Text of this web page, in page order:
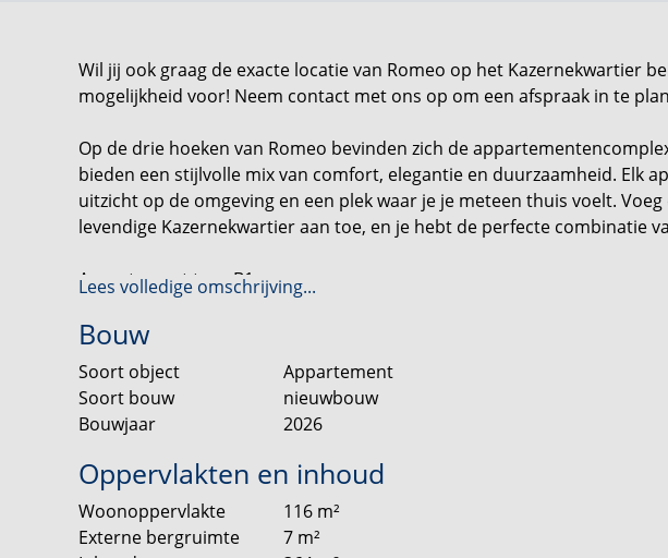
Wil jij ook graag de exacte locatie van Romeo op het Kazernekwartier
mogelijkheid voor! Neem contact met ons op om een afspraak in te
Op de drie hoeken van Romeo bevinden zich de
bieden een stijlvolle mix van comfort, elegantie en duurzaamheid. Elk
uitzicht op de omgeving en een plek waar je je meteen thuis voelt.
levendige Kazernekwartier aan toe, en je hebt de perfecte combinatie
Appartement type B1
Een heerlijk, zéér ruim appartement op de begane grond.
ben je altijd in contact met je huisgenoten en gasten, waar je ook bent
keuken is een aparte ruimte die je als bijkeuken of voorraadkamer kunt
Het appartement heeft 2 zeer ruime (slaap)kamers. Eén is de master
prachtige kamer voor kinderen of logees. Natuurlijk kun je hier ook je
van maken.
Lees volledige omschrijving...
Bouw
Soort object
Appartement
Soort bouw
nieuwbouw
Bouwjaar
2026
Oppervlakten en inhoud
Woonoppervlakte 116 m²
Externe bergruimte
7 m²